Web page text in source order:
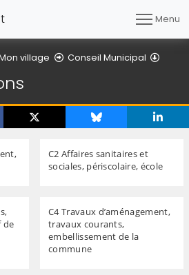
Menu
village Conseil Municipal
C2 Affaires sanitaires et
sociales, périscolaire, école
de
C4 Travaux d’aménagement,
travaux courants,
embellissement de la
commune